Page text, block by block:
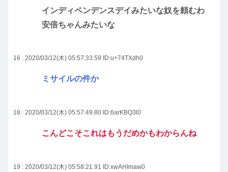
インディペンデンスデイみたいな奴を頼むわ
安倍ちゃんみたいな
16 : 2020/03/12(木) 05:57:33.59 ID:u+74TXdh0
ミサイルの件か
18 : 2020/03/12(木) 05:57:49.80 ID:6arKBQ3l0
こんどこそこれはもうだめかもわからんね
19 : 2020/03/12(木) 05:58:21.91 ID:xwAHImaw0